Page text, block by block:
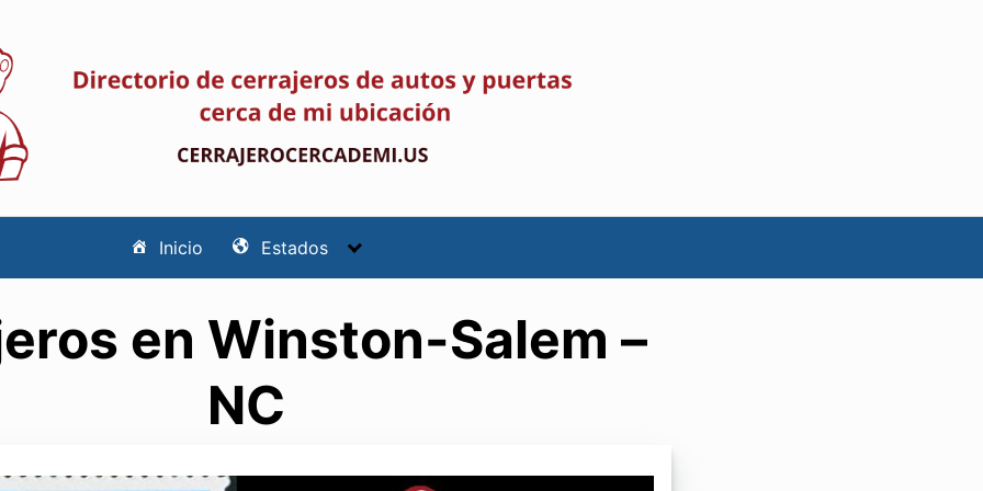
Inicio Estados
en Winston-Salem –
NC